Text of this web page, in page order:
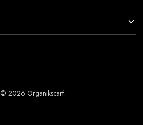
© 2026 Organikscarf.